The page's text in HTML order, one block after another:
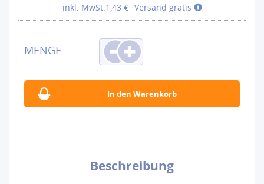
inkl. MwSt.1,43 € Versand gratis
Beschreibung